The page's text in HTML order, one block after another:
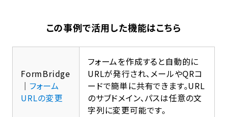
この事例で活用した機能はこちら
FormBridge
｜ フォーム
URLの変更
フォームを作成すると自動的に
URLが発行され、メールやQRコ
ードで簡単に共有できます。URL
のサブドメイン、パスは任意の文
字列に変更可能です。